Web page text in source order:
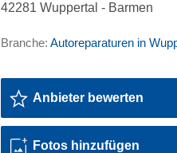
42281 Wuppertal - Barmen
Branche: Autoreparaturen in
Anbieter bewerten
Fotos hinzufügen